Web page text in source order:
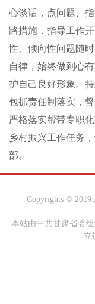
心谈话，点问题、
路措施，指导工作
性、倾向性问题随
自律，始终做到心
护自己良好形象。
包抓责任制落实，
严格落实帮带专职
乡村振兴工作任务
部。
Copyrights © 2019
本站由中共甘肃省委
立